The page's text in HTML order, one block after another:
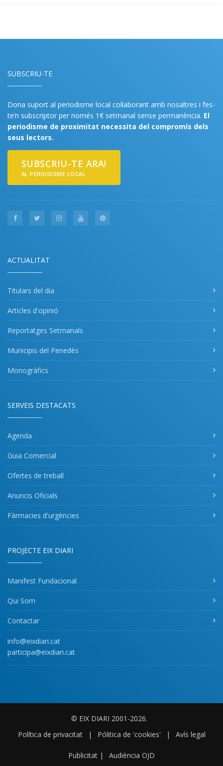
SUBSCRIU-TE
Dona suport al periodisme local col·laborant amb nosaltres i fes-
te’n subscriptor per només 1€ setmanal sense permanència. El
periodisme de proximitat necessita del compromís dels
seus lectors.
SUBSCRIU-TE ARA!
AL PERIODISME LOCAL
ACTUALITAT
Titulars del dia
Articles d'opinió
Reportatges Setmanals
Municipis del Penedès
Monogràfics
SERVEIS DESTACATS
Agenda
Guia Comercial
Ofertes de treball
Anuncis Oficials
Fàrmacies d'urgències
PROJECTE EIX DIARI
Manifest Fundacional
Qui Som
Contactar
info@eixdiari.cat
participa@eixdiari.cat
© EIX DIARI 2001-2026.
Política de privacitat
| Pólitica de 'cookies' | Avís legal
Publicitat | Audiència OJD